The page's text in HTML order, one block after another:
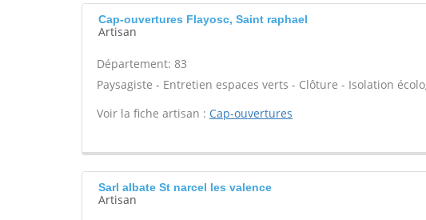
Cap-ouvertures Flayosc, Saint raphael
Artisan
Département: 83
Paysagiste - Entretien espaces verts - Clôture - Isolation
Voir la fiche artisan : Cap-ouvertures
Sarl albate St narcel les valence
Artisan